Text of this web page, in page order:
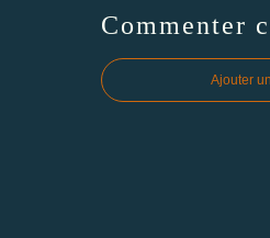
Commenter
Ajouter